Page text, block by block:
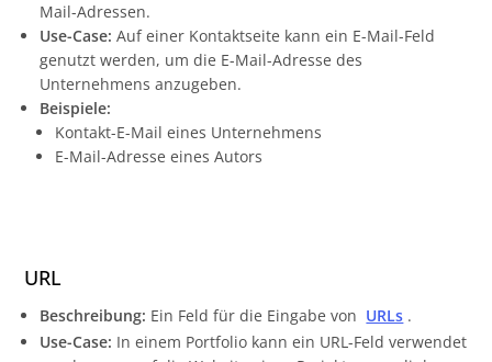
Mail-Adressen.
Use-Case: Auf einer Kontaktseite kann ein E-Mail-Feld
genutzt werden, um die E-Mail-Adresse des
Unternehmens anzugeben.
Beispiele:
Kontakt-E-Mail eines Unternehmens
E-Mail-Adresse eines Autors
URL
Beschreibung: Ein Feld für die Eingabe von URLs .
Use-Case: In einem Portfolio kann ein URL-Feld verwendet